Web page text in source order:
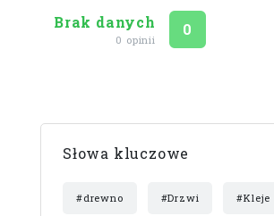
Brak danych
0 opinii
Ocena
0
Słowa kluczowe
#drewno #Drzwi #Kleje